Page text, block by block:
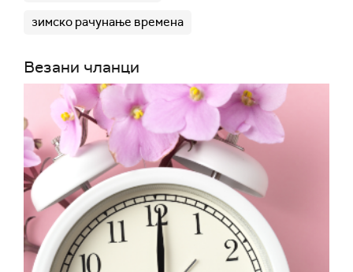
зимско рачунање времена
Везани чланци